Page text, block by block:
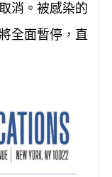
消。被感染的
全面暫停，直